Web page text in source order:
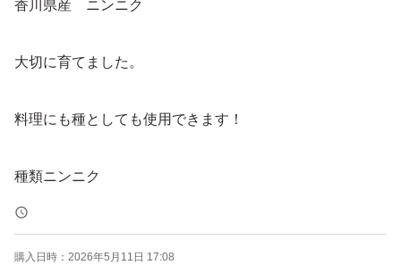
香川県産 ニンニク
大切に育てました。
料理にも種としても使用できます！
購入日時： 2026年5月11日 17:08